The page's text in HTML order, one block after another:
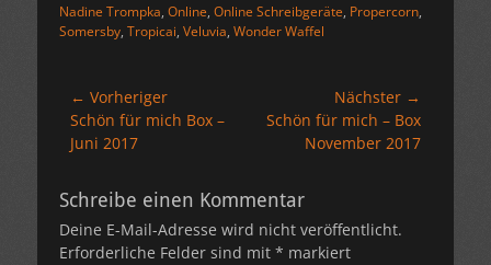
Nadine Trompka, Online, Online Schreibgeräte, Propercorn,
Somersby, Tropicai, Veluvia, Wonder Waffel
Beitragsnavigation
← Vorheriger
Vorheriger
Beitrag:
Schön für mich Box –
Juni 2017
Nächster →
Nächster
Schön für mich – Box
November 2017
Schreibe einen Kommentar
Deine E-Mail-Adresse wird nicht veröffentlicht.
Erforderliche Felder sind mit * markiert